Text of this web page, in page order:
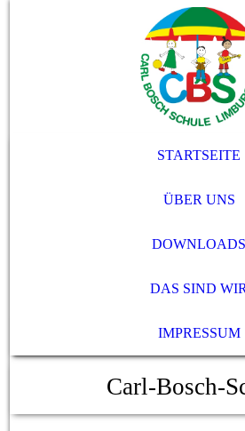
STARTSEITE
ÜBER UNS
DOWNLOADS
DAS SIND WIR
IMPRESSUM
Carl-Bosch-